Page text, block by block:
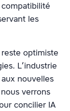
les
optimiste
L’industrie
nouvelles
verrons
concilier IA